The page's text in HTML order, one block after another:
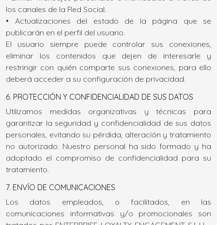
los canales de la Red Social.
• Actualizaciones del estado de la página que se
publicarán en el perfil del usuario.
El usuario siempre puede controlar sus conexiones,
eliminar los contenidos que dejen de interesarle y
restringir con quién comparte sus conexiones, para ello
deberá acceder a su configuración de privacidad.
6. PROTECCIÓN Y CONFIDENCIALIDAD DE SUS DATOS
Utilizamos medidas organizativas y técnicas para
garantizar la seguridad y confidencialidad de sus datos
personales, evitando su pérdida, alteración y tratamiento
no autorizado. Nuestro personal ha sido formado y ha
adoptado el compromiso de confidencialidad para su
tratamiento.
7. ENVÍO DE COMUNICACIONES
Los datos empleados, o facilitados, en las
comunicaciones informativas y/o promocionales son